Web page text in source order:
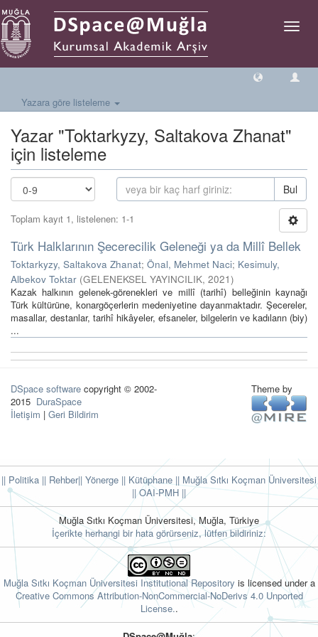
Geçiş
Yazara göre listeleme
Yazar "Toktarkyzy, Saltakova Zhanat"
için listeleme
Bul
Toplam kayıt 1, listelenen: 1-1
Türk Halklarının Şecerecilik Geleneği ya da Millî Bellek
Toktarkyzy, Saltakova Zhanat; Önal, Mehmet Naci; Kesimuly,
Albekov Toktar (GELENEKSEL YAYINCILIK, 2021)
Kazak halkının gelenek-görenekleri ve millî (tarihî) belleğinin kaynağı
Türk kültürüne, konargöçerlerin medeniyetine dayanmaktadır. Şecereler,
masallar, destanlar, tarihî hikâyeler, efsaneler, bilgelerin ve kadıların (biy)
...
DSpace software copyright © 2002-
2015 DuraSpace
İletişim | Geri Bildirim
Theme by
|| Politika || Rehber|| Yönerge || Kütüphane || Muğla Sıtkı Koçman Üniversitesi
||OAI-PMH ||
Muğla Sıtkı Koçman Üniversitesi, Muğla, Türkiye
İçerikte herhangi bir hata görürseniz, lütfen bildiriniz:
Muğla Sıtkı Koçman Üniversitesi Institutional Repository is licensed under a
Creative Commons Attribution-NonCommercial-NoDerivs 4.0 Unported
License..